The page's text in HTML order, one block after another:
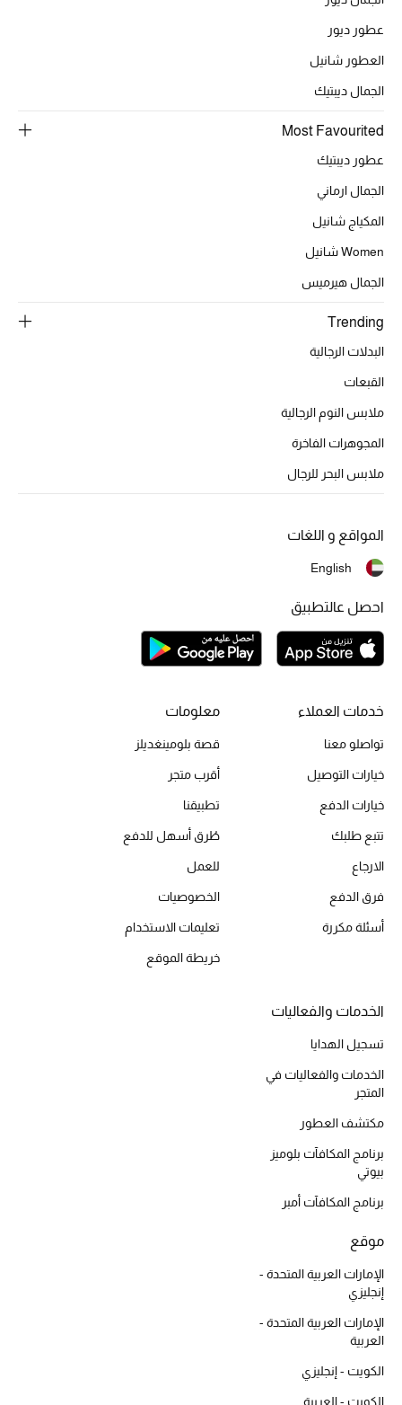
جديد لدينا
عرض جميع المنتجات
ما وصلنا حديثاً
الموسم الجديد
حصريًا عبر الإنترنت
الحب للمحلي
تشكيلة الأعراس
هدايا للنساء
جميع الملابس النسائية
جميع الأحذية النسائية
جميع الإكسسورات النسائية
موضة نسائية
الموسم الجديد
الحقائب النسائية
دليل ملتزمات الحقائب
حقائب رجالية
حقائب الأطفال
أبرز المصممين
عطور ديور
العطور شانيل
الجمال ديبتيك
Most Favourited
عطور ديبتيك
الجمال ارماني
المكياج شانيل
Women شانيل
الجمال هيرميس
Trending
البدلات الرجالية
القبعات
ملابس النوم الرجالية
المجوهرات الفاخرة
ملابس البحر للرجال
خدمات العملاء
تواصلو معنا
خيارات التوصيل
خيارات الدفع
تتبع طلبك
الارجاع
فرق الدفع
أسئلة مكررة
معلومات
قصة بلومينغديلز
أقرب متجر
تطبيقنا
طُرق أسهل للدفع
للعمل
الخصوصيات
تعليمات الاستخدام
خريطة الموقع
الخدمات والفعاليات
تسجيل الهدايا
الخدمات والفعاليات في
المتجر
مكتشف العطور
برنامج المكافآت بلوميز
بيوتي
برنامج المكافآت أمبر
موقع
الإمارات العربية المتحدة -
إنجليزي
الإمارات العربية المتحدة -
العربية
الكويت - إنجليزي
الكويت - العربية
المواقع و اللغات
English
احصل عالتطبيق